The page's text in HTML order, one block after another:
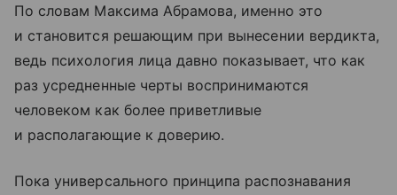
По словам Максима Абрамова, именно это
и становится решающим при вынесении вердикта,
ведь психология лица давно показывает, что как
раз усредненные черты воспринимаются
человеком как более приветливые
и располагающие к доверию.
Пока универсального принципа распознавания